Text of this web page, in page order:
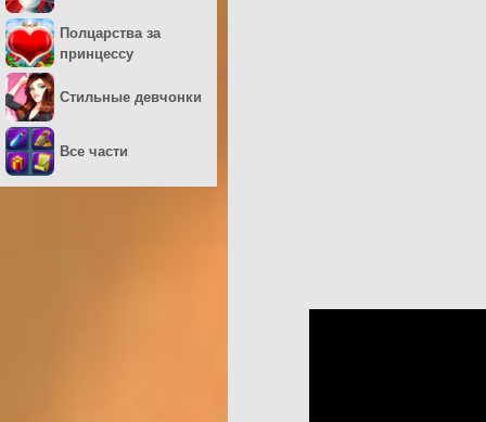
Полцарства за
принцессу
Стильные девчонки
Все части